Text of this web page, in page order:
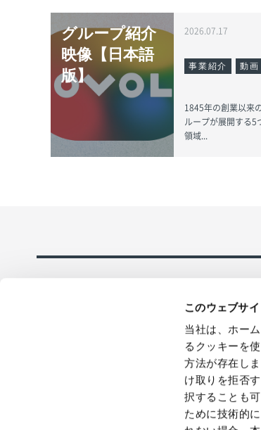
このウェブサ
当社は、ホー
るクッキーを
方法が存在し
け取りを拒否
択することも
ために技術的
グループ紹介
映像【日本語
版】
2026.07.17
事業紹介 動画
1845年の創業以来
ループが展開する5
領域...